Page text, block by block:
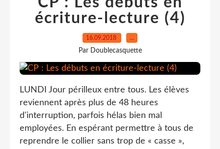
écriture-lecture (4)
16.09.2018 …
Par Doublecasquette
LUNDI Jour périlleux entre tous. Les élèves
reviennent après plus de 48 heures
d'interruption, parfois hélas bien mal
employées. En espérant permettre à tous de
reprendre le collier sans trop de « casse »,